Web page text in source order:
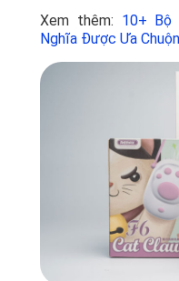
Xem thêm: 10+ Bộ
Nghĩa Được Ưa